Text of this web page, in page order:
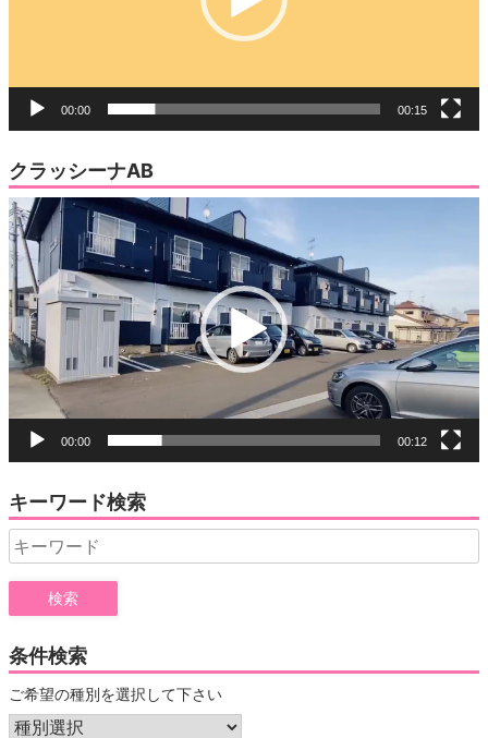
00:00 00:15
クラッシーナAB
動
画
プ
レ
ー
ヤ
ー
00:00 00:12
キーワード検索
Search
for:
条件検索
ご希望の種別を選択して下さい